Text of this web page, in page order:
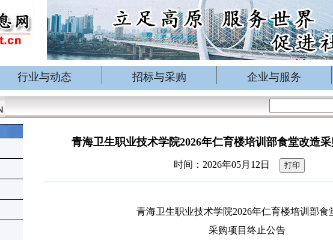
行业与动态 招标与采购 企业与服务
青海卫生职业技术学院2026年仁育楼培训部食堂改造
时间：2026年05月12日 打印
青海卫生职业技术学院2026年仁育楼培训部食
采购项目终止公告